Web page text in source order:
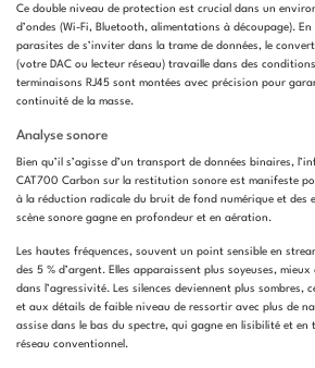
Ce double niveau de protection est crucial dans un
d’ondes (Wi-Fi, Bluetooth, alimentations à découpage).
parasites de s’inviter dans la trame de données, le
(votre DAC ou lecteur réseau) travaille dans des
terminaisons RJ45 sont montées avec précision pour
continuité de la masse.
Analyse sonore
Bien qu’il s’agisse d’un transport de données binaires,
CAT700 Carbon sur la restitution sonore est manifeste
à la réduction radicale du bruit de fond numérique et des
scène sonore gagne en profondeur et en aération.
Les hautes fréquences, souvent un point sensible en
des 5 % d’argent. Elles apparaissent plus soyeuses,
dans l’agressivité. Les silences deviennent plus sombres,
et aux détails de faible niveau de ressortir avec plus de
assise dans le bas du spectre, qui gagne en lisibilité et
réseau conventionnel.